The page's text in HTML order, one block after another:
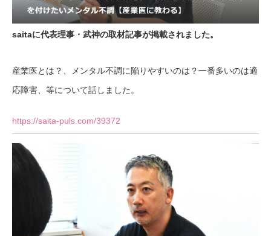
saitaに代表理事・武神の取材記事が掲載されました。
産業医とは？、メンタル不調に陥りやすいのは？一番多いのは適
応障害、等について話しました。
https://saita-puls.com/39372